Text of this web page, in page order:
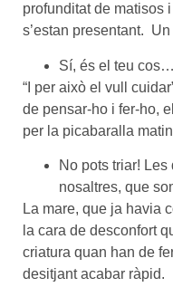
profunditat de matisos
s’estan presentant.
Sí, és el teu cos…
“I per això el vull
de pensar-ho i fer-ho,
per la picabaralla
No pots triar!
nosaltres, que
La mare, que ja havia
la cara de desconfort
criatura quan han de
desitjant acabar ràpid.